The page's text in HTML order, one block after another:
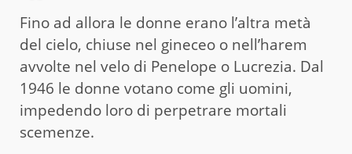
Fino ad allora le donne erano l’altra metà
del cielo, chiuse nel gineceo o nell’harem
avvolte nel velo di Penelope o Lucrezia. Dal
1946 le donne votano come gli uomini,
impedendo loro di perpetrare mortali
scemenze.